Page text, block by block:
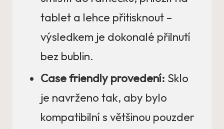
tablet a lehce přitisknout –
výsledkem je dokonalé přilnutí
bez bublin.
Case friendly provedení: Sklo
je navrženo tak, aby bylo
kompatibilní s většinou pouzder